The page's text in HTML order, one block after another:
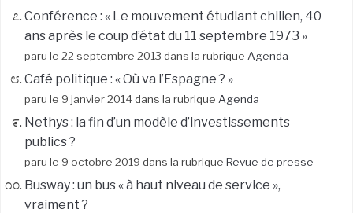
Conférence : « Le mouvement étudiant chilien, 40
ans après le coup d’état du 11 septembre 1973 »
paru le 22 septembre 2013 dans la rubrique Agenda
Café politique : « Où va l’Espagne ? »
paru le 9 janvier 2014 dans la rubrique Agenda
Nethys : la fin d’un modèle d’investissements
publics ?
paru le 9 octobre 2019 dans la rubrique Revue de presse
Busway : un bus « à haut niveau de service »,
vraiment ?